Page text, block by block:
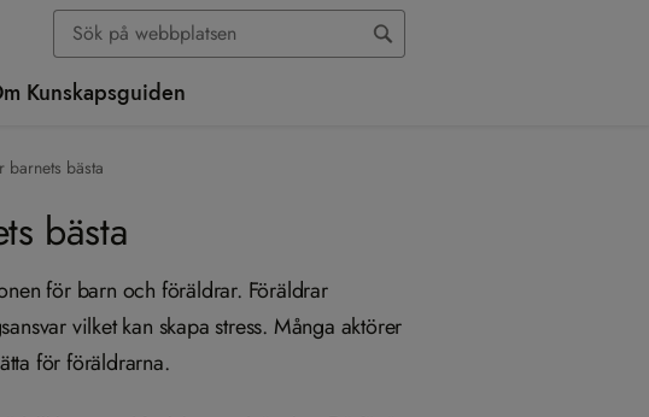
Kunskapsguiden
bästa
bästa
för barn och föräldrar. Föräldrar
vilket kan skapa stress. Många aktörer
för föräldrarna.